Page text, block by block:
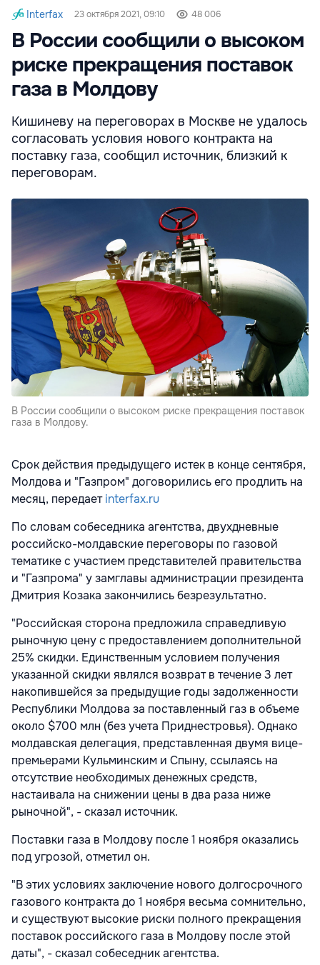
Interfax 23 октября 2021, 09:10 48 006
В России сообщили о высоком
риске прекращения поставок
газа в Молдову
Кишиневу на переговорах в Москве не удалось
согласовать условия нового контракта на
поставку газа, сообщил источник, близкий к
переговорам.
В России сообщили о высоком риске прекращения поставок
газа в Молдову.
Срок действия предыдущего истек в конце сентября,
Молдова и "Газпром" договорились его продлить на
месяц, передаетinterfax.ru
По словам собеседника агентства, двухдневные
российско-молдавские переговоры по газовой
тематике с участием представителей правительства
и "Газпрома" у замглавы администрации президента
Дмитрия Козака закончились безрезультатно.
"Российская сторона предложила справедливую
рыночную цену с предоставлением дополнительной
25% скидки. Единственным условием получения
указанной скидки являлся возврат в течение 3 лет
накопившейся за предыдущие годы задолженности
Республики Молдова за поставленный газ в объеме
около $700 млн (без учета Приднестровья). Однако
молдавская делегация, представленная двумя вице-
премьерами Кульминским и Спыну, ссылаясь на
отсутствие необходимых денежных средств,
настаивала на снижении цены в два раза ниже
рыночной", - сказал источник.
Поставки газа в Молдову после 1 ноября оказались
под угрозой, отметил он.
"В этих условиях заключение нового долгосрочного
газового контракта до 1 ноября весьма сомнительно,
и существуют высокие риски полного прекращения
поставок российского газа в Молдову после этой
даты", - сказал собеседник агентства.